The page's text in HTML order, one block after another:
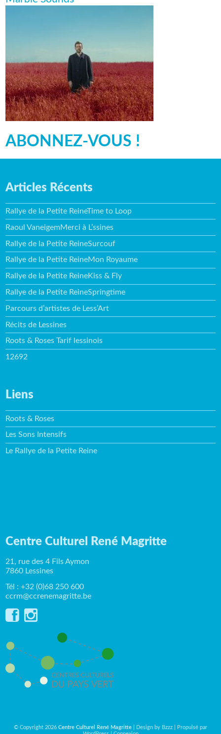
ABONNEZ-VOUS !
Articles Récents
Rallye de la Petite ReineTime to Loop
Raoul VaneigemMerci à L’ssines
Rallye de la Petite ReineSurcouf
Rallye de la Petite ReineMon Royaume
Rallye de la Petite ReineKiss & Fly
Rallye de la Petite ReineSpringtime
Parcours d’artistes de Less’Art
Récits de Lessines
Roots & Roses Tarif lessinois
12692
Liens
Roots & Roses
Les Sons Intensifs
Le Rallye de la Petite Reine
Centre Culturel René Magritte
21, rue des 4 Fils Aymon
7860 Lessines
Tél : +32 (0)68 250 600
ccrm@ccrenemagritte.be
© Copyright 2026 Centre Culturel René Magritte | Design by Bzzz | Propulsé par